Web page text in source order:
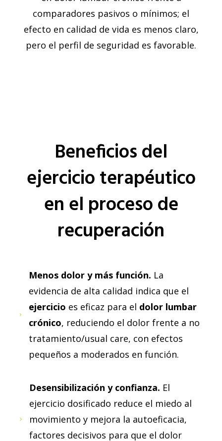
comparadores pasivos o mínimos; el
efecto en calidad de vida es menos claro,
pero el perfil de seguridad es favorable.
Beneficios del
ejercicio terapéutico
en el proceso de
recuperación
Menos dolor y más función. La
evidencia de alta calidad indica que el
ejercicio es eficaz para el dolor lumbar
crónico, reduciendo el dolor frente a no
tratamiento/usual care, con efectos
pequeños a moderados en función.
Desensibilización y confianza. El
ejercicio dosificado reduce el miedo al
movimiento y mejora la autoeficacia,
factores decisivos para que el dolor